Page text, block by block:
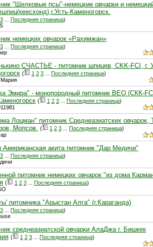
"Шелковые псы"-немецкие овчарки и
Каменогорск.
3 Последняя страница)
немецких овчарок «Рахимжан»
3 Последняя страница)
СЧАСТЬЕ - питомник шпицев, CKK-FCI, г.
( 1 2 3 Последняя страница)
Мария
Эмира" - монопородный питомник ВЕО (СКК-
( 1 2 3 Последняя страница)
Лоцман" питомник Среднеазиатских овчарок,
Мопсов. ( 1 2 3 Последняя страница)
акита питомник "Дар Медичи"
3 Последняя страница)
питомник немецких овчарок "из дома
( 1 2 3 Последняя страница)
питомника "Арыстан Алга" (г.Караганда)
3 Последняя страница)
среднеазиатской овчарки АлаДжа г. Бишкек
( 1 2 3 Последняя страница)